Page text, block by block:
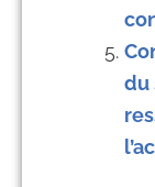
du